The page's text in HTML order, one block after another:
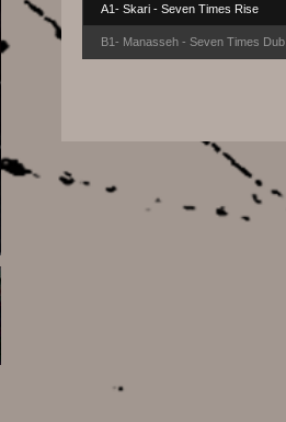
A1- Skari - Seven Times Rise
B1- Manasseh - Seven Times Dub